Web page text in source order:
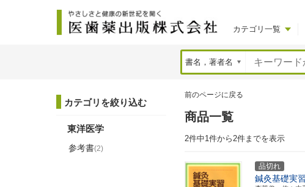
カテゴリ一覧
前のページに戻る
商品一覧
2件中1件から2件までを表示
品切れ
鍼灸基礎実
カテゴリを絞り込む
東洋医学
参考書(2)